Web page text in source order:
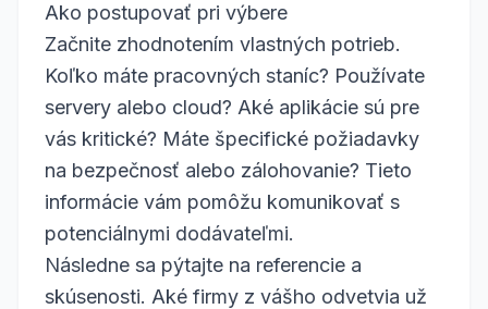
Ako postupovať pri výbere
Začnite zhodnotením vlastných potrieb.
Koľko máte pracovných staníc? Používate
servery alebo cloud? Aké aplikácie sú pre
vás kritické? Máte špecifické požiadavky
na bezpečnosť alebo zálohovanie? Tieto
informácie vám pomôžu komunikovať s
potenciálnymi dodávateľmi.
Následne sa pýtajte na referencie a
skúsenosti. Aké firmy z vášho odvetvia už